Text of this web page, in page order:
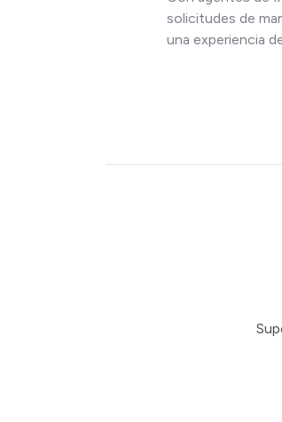
solicitudes de
una experiencia